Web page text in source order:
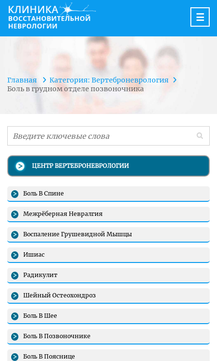
☰
Главная
Категория: Вертеброневрология
Боль в грудном отделе позвоночника
ЦЕНТР ВЕРТЕБРОНЕВРОЛОГИИ
Боль В Спине
Межрёберная Невралгия
Воспаление Грушевидной Мышцы
Ишиас
Радикулит
Шейный Остеохондроз
Боль В Шее
Боль В Позвоночнике
Боль В Пояснице